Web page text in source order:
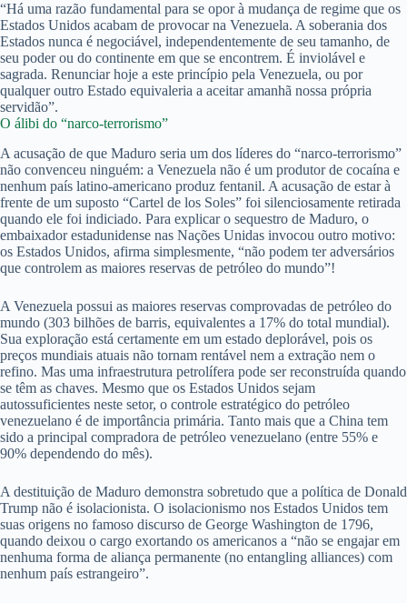
“Há uma razão fundamental para se opor à mudança de regime que os
Estados Unidos acabam de provocar na Venezuela. A soberania dos
Estados nunca é negociável, independentemente de seu tamanho, de
seu poder ou do continente em que se encontrem. É inviolável e
sagrada. Renunciar hoje a este princípio pela Venezuela, ou por
qualquer outro Estado equivaleria a aceitar amanhã nossa própria
servidão”.
O álibi do “narco-terrorismo”
A acusação de que Maduro seria um dos líderes do “narco-terrorismo”
não convenceu ninguém: a Venezuela não é um produtor de cocaína e
nenhum país latino-americano produz fentanil. A acusação de estar à
frente de um suposto “Cartel de los Soles” foi silenciosamente retirada
quando ele foi indiciado. Para explicar o sequestro de Maduro, o
embaixador estadunidense nas Nações Unidas invocou outro motivo:
os Estados Unidos, afirma simplesmente, “não podem ter adversários
que controlem as maiores reservas de petróleo do mundo”!
A Venezuela possui as maiores reservas comprovadas de petróleo do
mundo (303 bilhões de barris, equivalentes a 17% do total mundial).
Sua exploração está certamente em um estado deplorável, pois os
preços mundiais atuais não tornam rentável nem a extração nem o
refino. Mas uma infraestrutura petrolífera pode ser reconstruída quando
se têm as chaves. Mesmo que os Estados Unidos sejam
autossuficientes neste setor, o controle estratégico do petróleo
venezuelano é de importância primária. Tanto mais que a China tem
sido a principal compradora de petróleo venezuelano (entre 55% e
90% dependendo do mês).
A destituição de Maduro demonstra sobretudo que a política de Donald
Trump não é isolacionista. O isolacionismo nos Estados Unidos tem
suas origens no famoso discurso de George Washington de 1796,
quando deixou o cargo exortando os americanos a “não se engajar em
nenhuma forma de aliança permanente (no entangling alliances) com
nenhum país estrangeiro”.